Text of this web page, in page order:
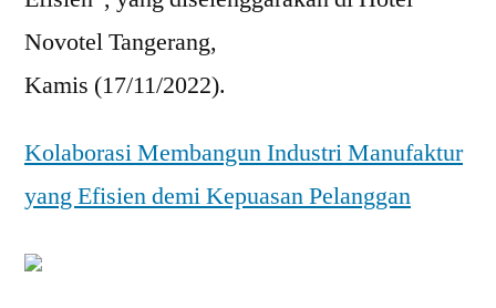
Novotel Tangerang,
Kamis (17/11/2022).
Kolaborasi Membangun Industri Manufaktur
yang Efisien demi Kepuasan Pelanggan